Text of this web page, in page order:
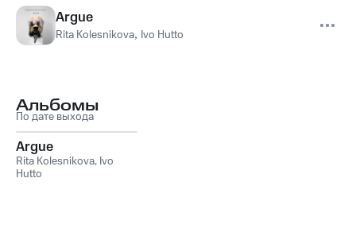
Argue
Rita Kolesnikova, Ivo Hutto
Альбомы
По дате выхода
Argue
Rita Kolesnikova, Ivo
Hutto